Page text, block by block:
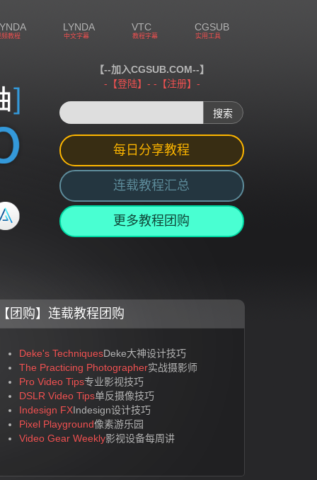
频教程
LYNDA
中文字幕
VTC
教程字幕
CGSUB
实用工具
【--加入CGSUB.COM--】
-【登陆】- -【注册】-
每日分享教程
连载教程汇总
更多教程团购
团购】连载教程团购
Deke's TechniquesDeke大神设计技巧
The Practicing Photographer实战摄影师
Pro Video Tips专业影视技巧
DSLR Video Tips单反摄像技巧
Indesign FXIndesign设计技巧
Pixel Playground像素游乐园
Video Gear Weekly影视设备每周讲